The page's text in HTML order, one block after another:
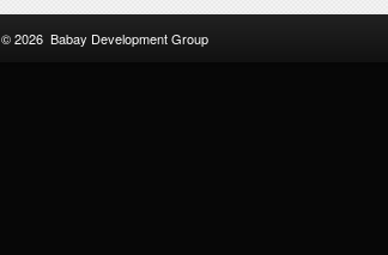
© 2026Babay Development Group